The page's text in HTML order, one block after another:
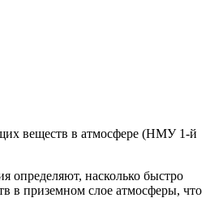
веществ в атмосфере (НМУ 1-й
определяют, насколько быстро
в приземном слое атмосферы, что